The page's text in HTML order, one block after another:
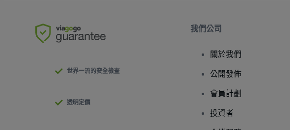
世界一流的安全檢查
透明定價
我們公司
關於我們
公開發佈
會員計劃
投資者